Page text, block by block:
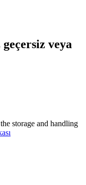
geçersiz veya
storage and handling